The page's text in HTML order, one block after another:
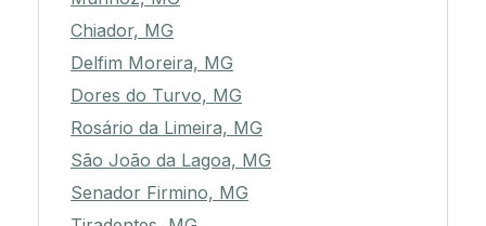
Chiador, MG
Delfim Moreira, MG
Dores do Turvo, MG
Rosário da Limeira, MG
São João da Lagoa, MG
Senador Firmino, MG